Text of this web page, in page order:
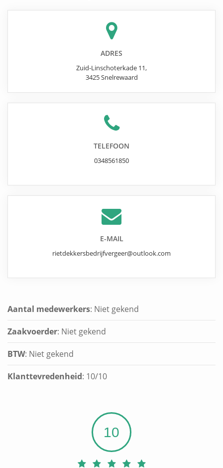
ADRES
Zuid-Linschoterkade 11,
3425Snelrewaard
TELEFOON
0348561850
E-MAIL
rietdekkersbedrijfvergeer@outlook.com
Aantal medewerkers: Niet gekend
Zaakvoerder: Niet gekend
BTW: Niet gekend
Klanttevredenheid: 10/10
10